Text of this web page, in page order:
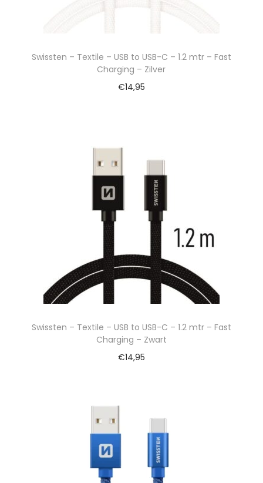
Swissten – Textile – USB to USB-C – 1.2 mtr – Fast
Charging – Zilver
€14,95
Swissten – Textile – USB to USB-C – 1.2 mtr – Fast
Charging – Zwart
€14,95